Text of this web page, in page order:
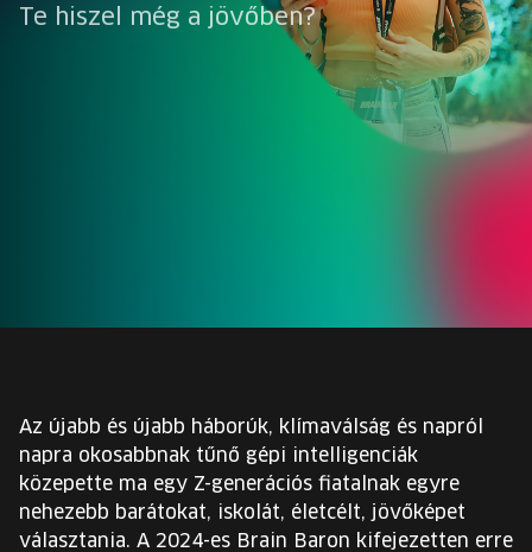
EURÓPA JÖVŐFESZTIVÁLJA
INGYENES DIÁK- ÉS TANÁRREGISZTRÁCIÓ
EN
Te hiszel még a jövőben?
Az újabb és újabb háborúk, klímaválság és napról
napra okosabbnak tűnő gépi intelligenciák
közepette ma egy Z-generációs fiatalnak egyre
nehezebb barátokat, iskolát, életcélt, jövőképet
választania. A 2024-es Brain Baron kifejezetten erre